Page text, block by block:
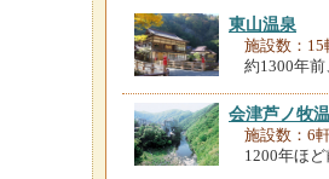
ペットと泊
お客さま
バリアフリ
お客さまの
東山温泉
施設数：15
約1300年
会津芦ノ牧
施設数：6
1200年ほ